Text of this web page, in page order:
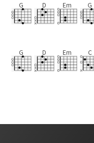
G D Em G
G D Em C